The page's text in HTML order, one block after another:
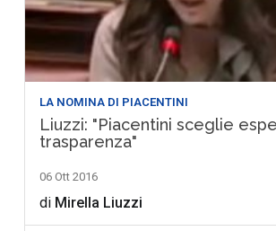
LA NOMINA DI PIACENTINI
Liuzzi: "Piacentini sceglie
trasparenza"
06 Ott 2016
di Mirella Liuzzi